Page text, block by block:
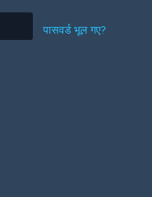
पासवर्ड भूल गए?